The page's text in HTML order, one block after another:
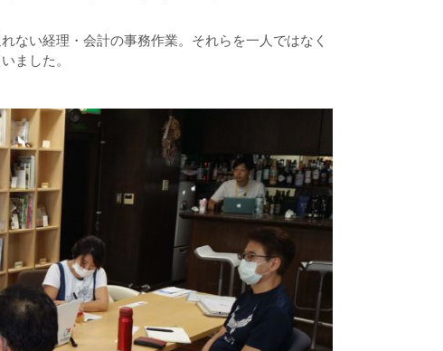
ない経理・会計の事務作業。それらを一人ではなく
ました。